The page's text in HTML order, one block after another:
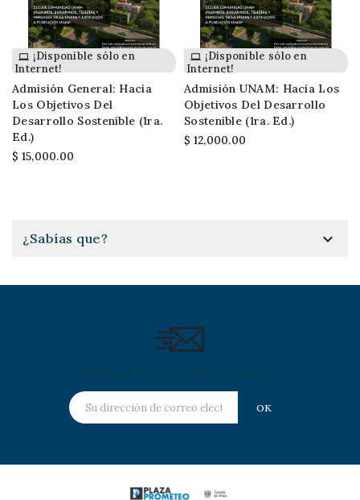
¡Disponible sólo en
Internet!
Admisión General: Hacia
Los Objetivos Del
Desarrollo Sostenible (1ra.
Ed.)
$ 15,000.00
¡Disponible sólo en
Internet!
Admisión UNAM: Hacia Los
Objetivos Del Desarrollo
Sostenible (1ra. Ed.)
$ 12,000.00
¿Sabías que? 